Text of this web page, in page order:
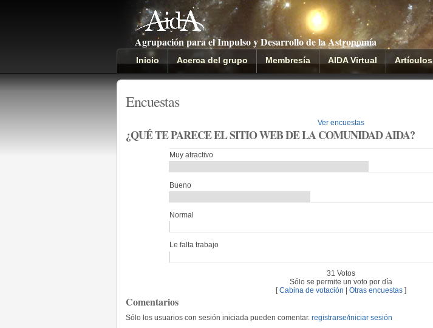
Agrupación para el Impulso y Desarrollo de la Astronomía
Inicio Acerca del grupo Membresía AIDA Virtual Artículos
Encuestas
Ver encuestas
¿QUÉ TE PARECE EL SITIO WEB DE LA COMUNIDAD AIDA?
Muy atractivo
Bueno
Normal
Le falta trabajo
31 Votos
Sólo se permite un voto por día
[Cabina de votación |Otras encuestas ]
Comentarios
Sólo los usuarios con sesión iniciada pueden comentar. registrarse/iniciar sesión